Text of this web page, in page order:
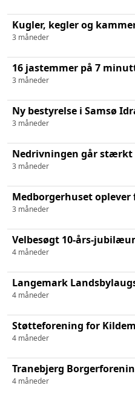
Kugler, kegler og
3 måneder
16 jastemmer på 7
3 måneder
Ny bestyrelse i Samsø
3 måneder
Nedrivningen går stærkt
3 måneder
Medborgerhuset oplever
3 måneder
Velbesøgt 10-års-
4 måneder
Langemark
4 måneder
Støtteforening for
4 måneder
Tranebjerg
4 måneder